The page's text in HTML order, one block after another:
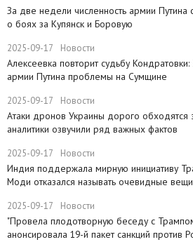
​За две недели численность армии Путина
о боях за Купянск и Боровую
2025-09-17 Новости
​Алексеевка повторит судьбу
армии Путина проблемы на Сумщине
2025-09-17 Новости
​Атаки дронов Украины дорого обходятся
аналитики озвучили ряд важных фактов
2025-09-17 Новости
​Индия поддержала мирную инициативу
Моди отказался называть очевидные
2025-09-17 Новости
​"Провела плодотворную беседу с
анонсировала 19-й пакет санкций против